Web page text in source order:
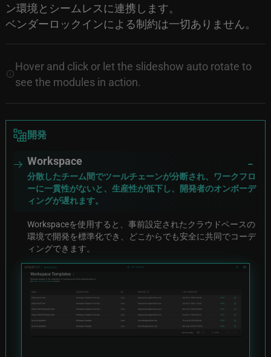
ン環境とシームレスに連携します。
ベンダーロックインによる制約は一切ありません。
Hover and click or let the slideshow auto rotate to
see the modules in action.
Image
開発
Workspace
分散したチーム間でツールチェーンが分断され、ワークフロ
ーに一貫性がないと、生産性が低下し、開発者のオンボーデ
ィングが遅れます。
Workspaceを使用すると、事前設定されたクラウドベースの
環境で開発を標準化でき、どこからでも安全に共同でコーデ
ィングできます。
Image